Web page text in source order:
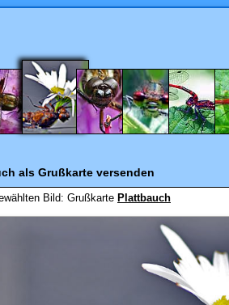
als Grußkarte versenden
Bild: Grußkarte Plattbauch